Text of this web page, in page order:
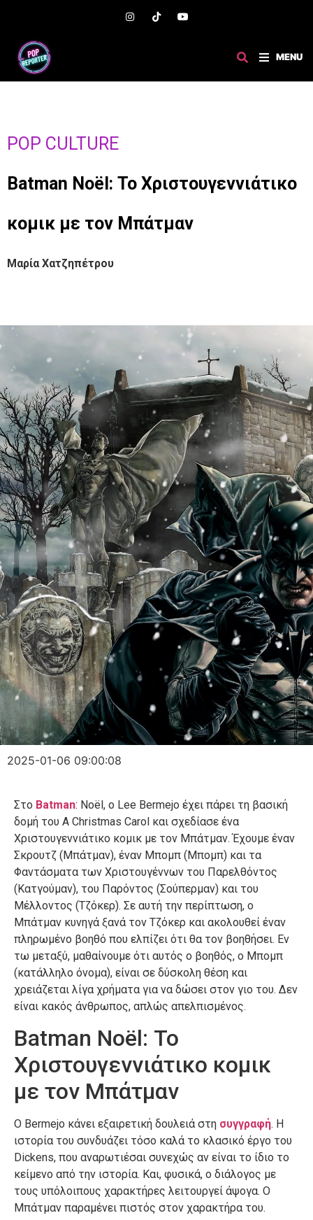
MENU
POP CULTURE
Batman Noël: Το Χριστουγεννιάτικο
κομικ με τον Μπάτμαν
Μαρία Χατζηπέτρου
2025-01-06 09:00:08
Στο Batman: Noël, ο Lee Bermejo έχει πάρει τη βασική
δομή του A Christmas Carol και σχεδίασε ένα
Χριστουγεννιάτικο κομικ με τον Μπάτμαν. Έχουμε έναν
Σκρουτζ (Μπάτμαν), έναν Μπομπ (Μπομπ) και τα
Φαντάσματα των Χριστουγέννων του Παρελθόντος
(Κατγούμαν), του Παρόντος (Σούπερμαν) και του
Μέλλοντος (Τζόκερ). Σε αυτή την περίπτωση, ο
Μπάτμαν κυνηγά ξανά τον Τζόκερ και ακολουθεί έναν
πληρωμένο βοηθό που ελπίζει ότι θα τον βοηθήσει. Εν
τω μεταξύ, μαθαίνουμε ότι αυτός ο βοηθός, ο Μπομπ
(κατάλληλο όνομα), είναι σε δύσκολη θέση και
χρειάζεται λίγα χρήματα για να δώσει στον γιο του. Δεν
είναι κακός άνθρωπος, απλώς απελπισμένος.
Batman Noël: Το
Χριστουγεννιάτικο κομικ
με τον Μπάτμαν
Ο Bermejo κάνει εξαιρετική δουλειά στη συγγραφή. Η
ιστορία του συνδυάζει τόσο καλά το κλασικό έργο του
Dickens, που αναρωτιέσαι συνεχώς αν είναι το ίδιο το
κείμενο από την ιστορία. Και, φυσικά, ο διάλογος με
τους υπόλοιπους χαρακτήρες λειτουργεί άψογα. Ο
Μπάτμαν παραμένει πιστός στον χαρακτήρα του.